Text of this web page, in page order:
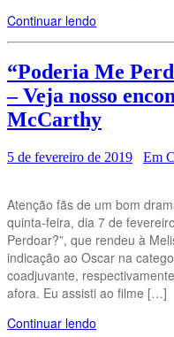
Continuar lendo
“Poderia Me
– Veja nosso
McCarthy
5 de fevereiro de 2019 Em
Atenção fãs de um bom
quinta-feira, dia 7 de
Perdoar?”, que rendeu à
indicação ao Oscar na
coadjuvante,
afora. Eu assisti ao filme […]
Continuar lendo